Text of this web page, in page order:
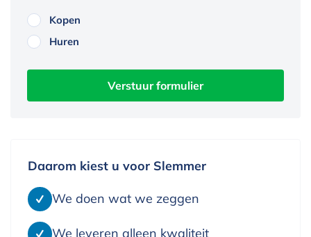
Kopen
Huren
Daarom kiest u voor Slemmer
We doen wat we zeggen
We leveren alleen kwaliteit